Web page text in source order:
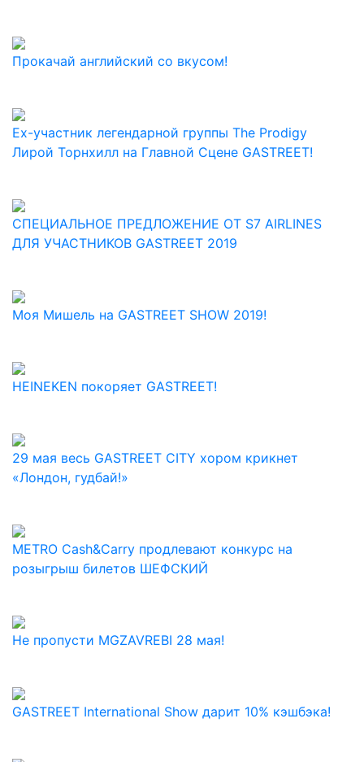
Прокачай английский со вкусом!
Ex-участник легендарной группы The Prodigy
Лирой Торнхилл на Главной Сцене GASTREET!
СПЕЦИАЛЬНОЕ ПРЕДЛОЖЕНИЕ ОТ S7 AIRLINES
ДЛЯ УЧАСТНИКОВ GASTREET 2019
Моя Мишель на GASTREET SHOW 2019!
HEINEKEN покоряет GASTREET!
29 мая весь GASTREET CITY хором крикнет
«Лондон, гудбай!»
METRO Cash&Carry продлевают конкурс на
розыгрыш билетов ШЕФСКИЙ
Не пропусти MGZAVREBI 28 мая!
GASTREET International Show дарит 10% кэшбэка!